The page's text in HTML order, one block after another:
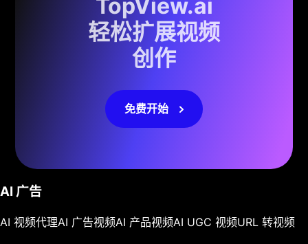
TopView.ai
轻松扩展视频
创作
免费开始
AI 广告
AI 视频代理AI 广告视频AI 产品视频AI UGC 视频URL 转视频